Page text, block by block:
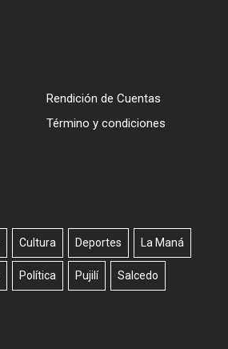
Rendición de Cuentas
Término y condiciones
Cultura Deportes La Maná
Política Pujilí Salcedo